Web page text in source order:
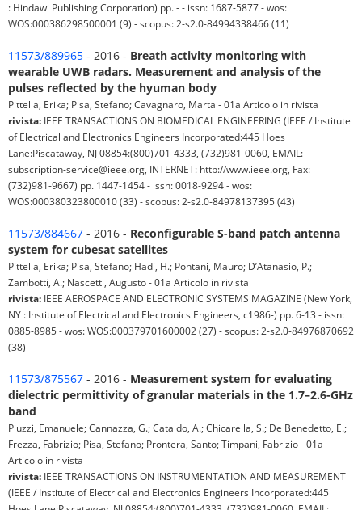
: Hindawi Publishing Corporation) pp. - - issn: 1687-5877 - wos:
WOS:000386298500001 (9) - scopus: 2-s2.0-84994338466 (11)
11573/889965 - 2016 - Breath activity monitoring with
wearable UWB radars. Measurement and analysis of the
pulses reflected by the hyuman body
Pittella, Erika; Pisa, Stefano; Cavagnaro, Marta - 01a Articolo in rivista
rivista: IEEE TRANSACTIONS ON BIOMEDICAL ENGINEERING (IEEE / Institute
of Electrical and Electronics Engineers Incorporated:445 Hoes
Lane:Piscataway, NJ 08854:(800)701-4333, (732)981-0060, EMAIL:
subscription-service@ieee.org, INTERNET: http://www.ieee.org, Fax:
(732)981-9667) pp. 1447-1454 - issn: 0018-9294 - wos:
WOS:000380323800010 (33) - scopus: 2-s2.0-84978137395 (43)
11573/884667 - 2016 - Reconfigurable S-band patch antenna
system for cubesat satellites
Pittella, Erika; Pisa, Stefano; Hadi, H.; Pontani, Mauro; D’Atanasio, P.;
Zambotti, A.; Nascetti, Augusto - 01a Articolo in rivista
rivista: IEEE AEROSPACE AND ELECTRONIC SYSTEMS MAGAZINE (New York,
NY : Institute of Electrical and Electronics Engineers, c1986-) pp. 6-13 - issn:
0885-8985 - wos: WOS:000379701600002 (27) - scopus: 2-s2.0-84976870692
(38)
11573/875567 - 2016 - Measurement system for evaluating
dielectric permittivity of granular materials in the 1.7–2.6-GHz
band
Piuzzi, Emanuele; Cannazza, G.; Cataldo, A.; Chicarella, S.; De Benedetto, E.;
Frezza, Fabrizio; Pisa, Stefano; Prontera, Santo; Timpani, Fabrizio - 01a
Articolo in rivista
rivista: IEEE TRANSACTIONS ON INSTRUMENTATION AND MEASUREMENT
(IEEE / Institute of Electrical and Electronics Engineers Incorporated:445